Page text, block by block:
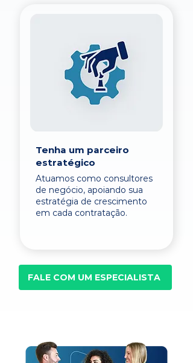
Tenha um parceiro
estratégico
Atuamos como consultores
de negócio, apoiando sua
estratégia de crescimento
em cada contratação.
FALE COM UM ESPECIALISTA